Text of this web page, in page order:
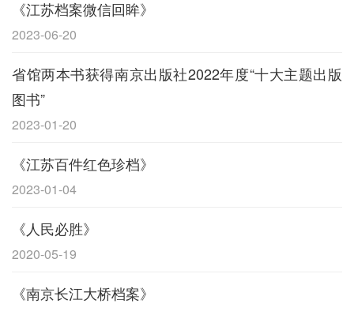
《江苏档案微信回眸》
2023-06-20
省馆两本书获得南京出版社2022年度“十大主题出版
图书”
2023-01-20
《江苏百件红色珍档》
2023-01-04
《人民必胜》
2020-05-19
《南京长江大桥档案》